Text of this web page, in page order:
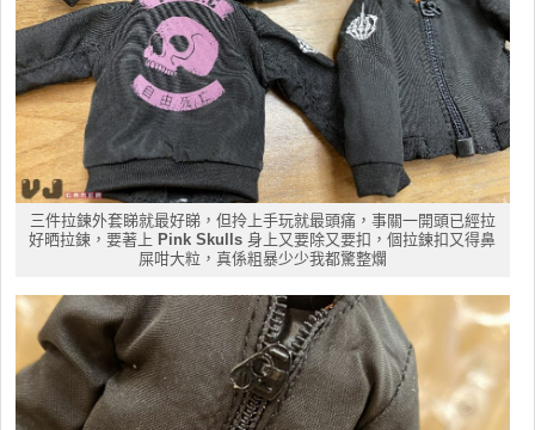
三件拉鍊外套睇就最好睇，但拎上手玩就最頭痛，事關一開頭已經拉
好晒拉鍊，要著上 Pink Skulls身上又要除又要扣，個拉鍊扣又得鼻
屎咁大粒，真係粗暴少少我都驚整爛